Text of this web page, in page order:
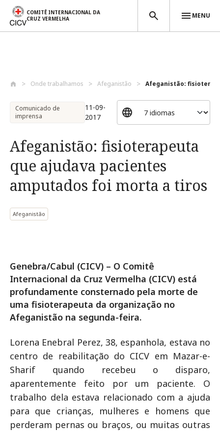
COMITÊ INTERNACIONAL DA
CRUZ VERMELHA
MENU
Onde trabalhamos Afeganistão Afeganistão:
Comunicado de
imprensa
11-09-
2017
Afeganistão: fisioterapeuta
que ajudava pacientes
amputados foi morta a tiros
Afeganistão
Genebra/Cabul (CICV) – O Comitê
Internacional da Cruz Vermelha (CICV) está
profundamente consternado pela morte de
uma fisioterapeuta da organização no
Afeganistão na segunda-feira.
Lorena Enebral Perez, 38, espanhola, estava no
centro de reabilitação do CICV em Mazar-e-
Sharif quando recebeu o disparo,
aparentemente feito por um paciente. O
trabalho dela estava relacionado com a ajuda
para que crianças, mulheres e homens que
perderam pernas ou braços, ou muitas outras